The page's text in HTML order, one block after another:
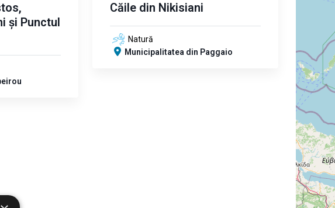
și Punctul
Căile din Nikisiani
Natură
Municipalitatea din Paggaio